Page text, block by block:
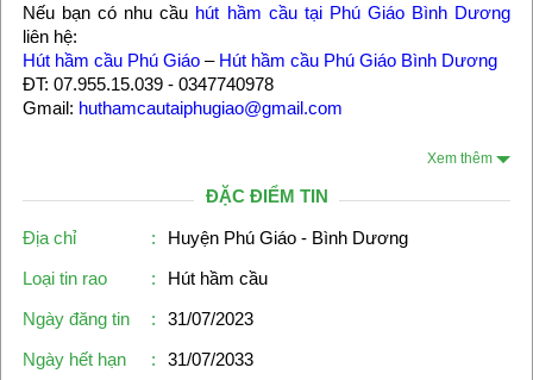
Nếu bạn có nhu cầu hút hầm cầu tại Phú Giáo Bình Dương
liên hệ:
Hút hầm cầu Phú Giáo– Hút hầm cầu Phú Giáo Bình Dương
ĐT: 07.955.15.039 - 0347740978
Gmail: huthamcautaiphugiao@gmail.com
Xem thêm
ĐẶC ĐIỂM TIN
Địa chỉ :
Huyện Phú Giáo - Bình Dương
Loại tin rao
:
Hút hầm cầu
Ngày đăng tin
:
31/07/2023
Ngày hết hạn
: 31/07/2033